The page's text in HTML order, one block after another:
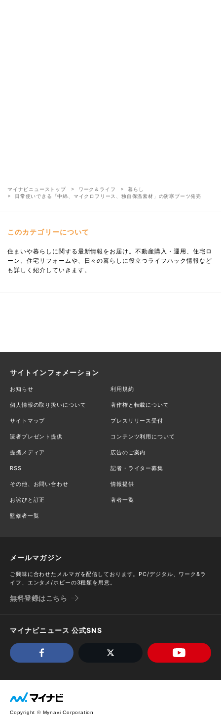
マイナビニューストップ ワーク＆ライフ
暮らし
日常使いできる「中綿、マイクロフリース、独自保温素材」の防寒ブーツ発売
このカテゴリーについて
住まいや暮らしに関する最新情報をお届け。不動産購入・運用、住宅ロ
ーン、住宅リフォームや、日々の暮らしに役立つライフハック情報など
も詳しく紹介していきます。
サイトインフォメーション
お知らせ 利用規約
個人情報の取り扱いについて 著作権と転載について
サイトマップ プレスリリース受付
読者プレゼント提供 コンテンツ利用について
提携メディア 広告のご案内
RSS 記者・ライター募集
その他、お問い合わせ 情報提供
お詫びと訂正 著者一覧
監修者一覧
メールマガジン
ご興味に合わせたメルマガを配信しております。PC/デジタル、ワーク&ラ
イフ、エンタメ/ホビーの3種類を用意。
無料登録はこちら
マイナビニュース 公式SNS
Copyright © Mynavi Corporation